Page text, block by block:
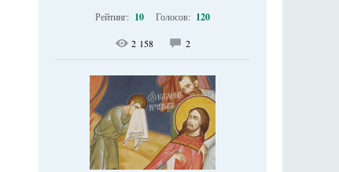
Рейтинг: 10 Голосов: 120
2 158 2